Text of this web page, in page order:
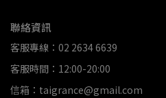
聯絡資訊
客服專線：02 2634 6639
客服時間：12:00-20:00
信箱：taigrance@gmail.com